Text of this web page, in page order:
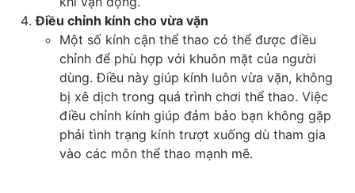
Điều chỉnh kính cho vừa vặn
Một số kính cận thể thao có thể được điều
chỉnh để phù hợp với khuôn mặt của người
dùng. Điều này giúp kính luôn vừa vặn, không
bị xê dịch trong quá trình chơi thể thao. Việc
điều chỉnh kính giúp đảm bảo bạn không gặp
phải tình trạng kính trượt xuống dù tham gia
vào các môn thể thao mạnh mẽ.